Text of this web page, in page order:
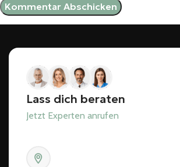
Lass dich beraten
Jetzt Experten anrufen